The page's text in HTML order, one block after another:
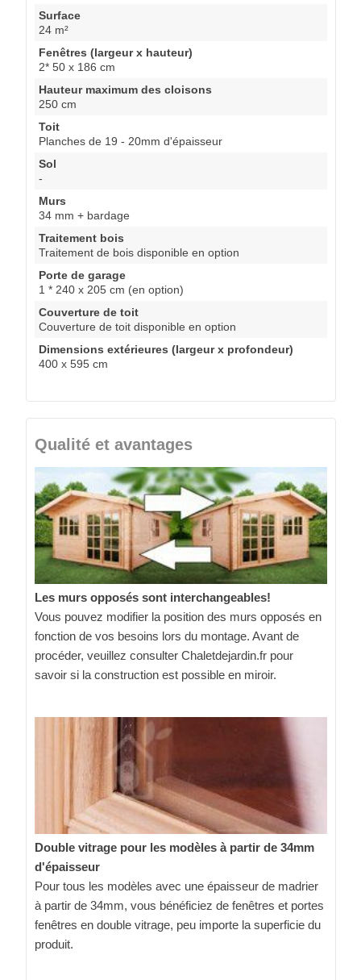
Surface
24 m²
Fenêtres (largeur x hauteur)
2* 50 x 186 cm
Hauteur maximum des cloisons
250 cm
Toit
Planches de 19 - 20mm d'épaisseur
Sol
-
Murs
34 mm + bardage
Traitement bois
Traitement de bois disponible en option
Porte de garage
1 * 240 x 205 cm (en option)
Couverture de toit
Couverture de toit disponible en option
Dimensions extérieures (largeur x profondeur)
400 x 595 cm
Qualité et avantages
Les murs opposés sont interchangeables!
Vous pouvez modifier la position des murs opposés en
fonction de vos besoins lors du montage. Avant de
procéder, veuillez consulter Chaletdejardin.fr pour
savoir si la construction est possible en miroir.
Double vitrage pour les modèles à partir de 34mm
d'épaisseur
Pour tous les modèles avec une épaisseur de madrier
à partir de 34mm, vous bénéficiez de fenêtres et portes
fenêtres en double vitrage, peu importe la superficie du
produit.